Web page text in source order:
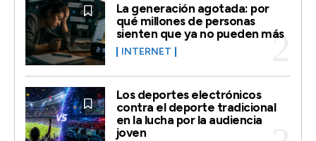
La generación agotada: por
qué millones de personas
sienten que ya no pueden más
INTERNET
Los deportes electrónicos
contra el deporte tradicional
en la lucha por la audiencia
joven